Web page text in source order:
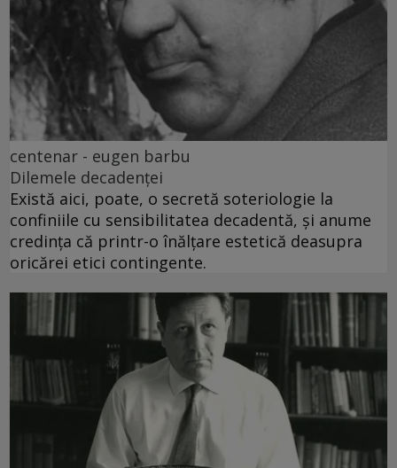
centenar - eugen barbu
Dilemele decadenței
Există aici, poate, o secretă soteriologie la
confiniile cu sensibilitatea decadentă, și anume
credința că printr-o înălțare estetică deasupra
oricărei etici contingente.